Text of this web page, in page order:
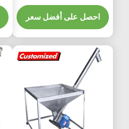
5.6 قدم ومحرك 220 فولت
1100 واط لميلان 0-45
درجة
احصل على أفضل سعر